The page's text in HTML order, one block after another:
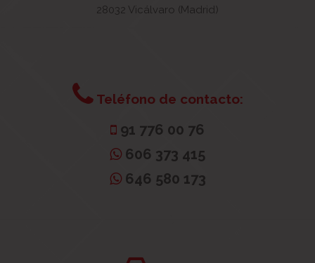
28032 Vicálvaro (Madrid)
Teléfono de contacto:
91 776 00 76
606 373 415
646 580 173